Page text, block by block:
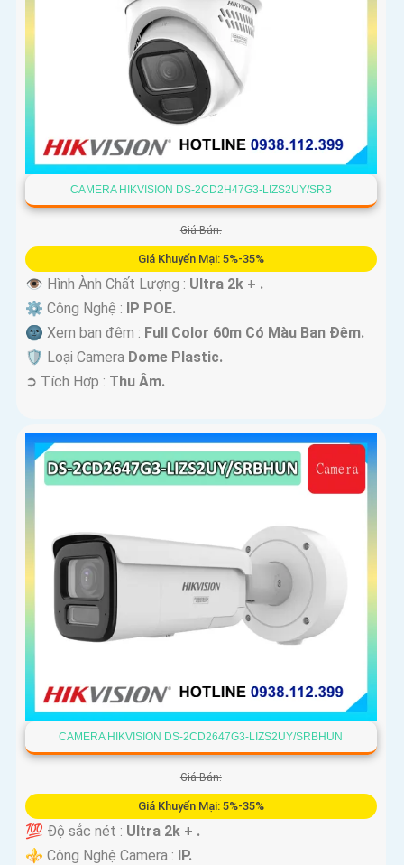
CAMERA HIKVISION DS-2CD2H47G3-LIZS2UY/SRB
Giá Bán:
Giá Khuyến Mại: 5%-35%
👁 Hình Ành Chất Lượng : Ultra 2k + .
⚙ Công Nghệ : IP POE.
🌚 Xem ban đêm : Full Color 60m Có Màu Ban Ðêm.
🛡 Loại Camera Dome Plastic.
️➲ Tích Hợp : Thu Âm.
CAMERA HIKVISION DS-2CD2647G3-LIZS2UY/SRBHUN
Giá Bán:
Giá Khuyến Mại: 5%-35%
💯 Độ sắc nét : Ultra 2k + .
⚜️ Công Nghệ Camera : IP.